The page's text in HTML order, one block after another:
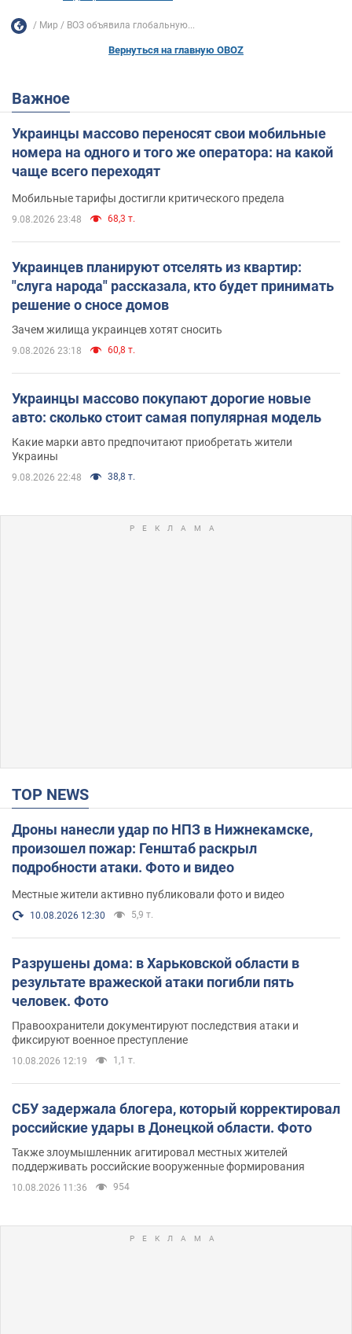
Мир ВОЗ объявила глобальную...
Вернуться на главную OBOZ
Важное
Украинцы массово переносят свои мобильные
номера на одного и того же оператора: на какой
чаще всего переходят
Мобильные тарифы достигли критического предела
9.08.2026 23:48 68,3 т.
Украинцев планируют отселять из квартир:
"слуга народа" рассказала, кто будет принимать
решение о сносе домов
Зачем жилища украинцев хотят сносить
9.08.2026 23:18 60,8 т.
Украинцы массово покупают дорогие новые
авто: сколько стоит самая популярная модель
Какие марки авто предпочитают приобретать жители
Украины
9.08.2026 22:48 38,8 т.
TOP NEWS
Дроны нанесли удар по НПЗ в Нижнекамске,
произошел пожар: Генштаб раскрыл
подробности атаки. Фото и видео
Местные жители активно публиковали фото и видео
10.08.2026 12:30 5,9 т.
Разрушены дома: в Харьковской области в
результате вражеской атаки погибли пять
человек. Фото
Правоохранители документируют последствия атаки и
фиксируют военное преступление
10.08.2026 12:19 1,1 т.
СБУ задержала блогера, который корректировал
российские удары в Донецкой области. Фото
Также злоумышленник агитировал местных жителей
поддерживать российские вооруженные формирования
10.08.2026 11:36 954